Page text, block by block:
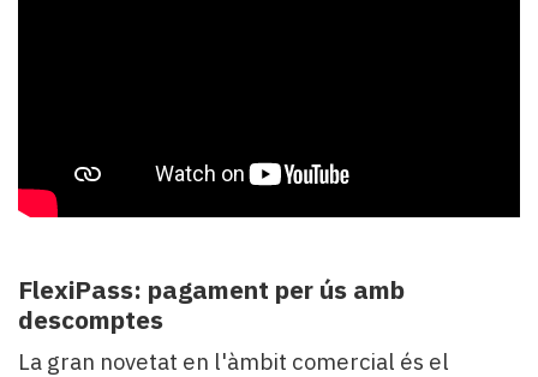
FlexiPass: pagament per ús amb
descomptes
La gran novetat en l'àmbit comercial és el